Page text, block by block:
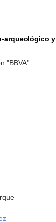
arqueológico
"BBVA"